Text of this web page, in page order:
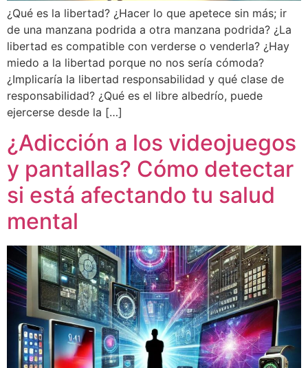
¿Qué es la libertad? ¿Hacer lo que apetece sin más; ir
de una manzana podrida a otra manzana podrida? ¿La
libertad es compatible con verderse o venderla? ¿Hay
miedo a la libertad porque no nos sería cómoda?
¿Implicaría la libertad responsabilidad y qué clase de
responsabilidad? ¿Qué es el libre albedrío, puede
ejercerse desde la […]
¿Adicción a los videojuegos
y pantallas? Cómo detectar
si está afectando tu salud
mental